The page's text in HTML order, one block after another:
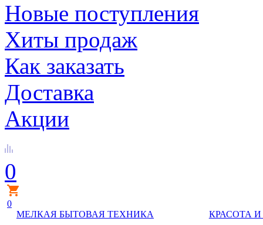
Новые поступления
Хиты продаж
Как заказать
Доставка
Акции
0
0
МЕЛКАЯ БЫТОВАЯ ТЕХНИКА
КРАСОТА И